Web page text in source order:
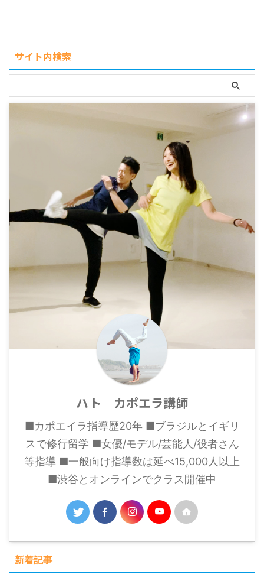
サイト内検索
ハト カポエラ講師
■カポエイラ指導歴20年 ■ブラジルとイギリ
スで修行留学 ■女優/モデル/芸能人/役者さん
等指導 ■一般向け指導数は延べ15,000人以上
■渋谷とオンラインでクラス開催中
新着記事